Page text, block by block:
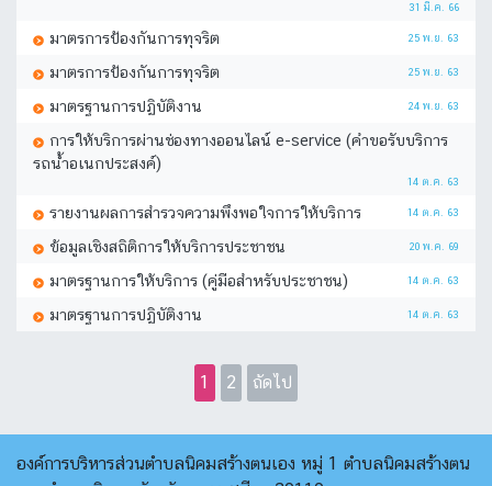
31 มี.ค. 66
มาตรการป้องกันการทุจริต 25 พ.ย. 63
มาตรการป้องกันการทุจริต 25 พ.ย. 63
มาตรฐานการปฏิบัติงาน 24 พ.ย. 63
การให้บริการผ่านช่องทางออนไลน์ e-service (คำขอรับบริการ
รถน้ำอเนกประสงค์)
14 ต.ค. 63
รายงานผลการสำรวจความพึงพอใจการให้บริการ 14 ต.ค. 63
ข้อมูลเชิงสถิติการให้บริการประชาชน 20 พ.ค. 69
มาตรฐานการให้บริการ (คู่มือสำหรับประชาชน) 14 ต.ค. 63
มาตรฐานการปฏิบัติงาน 14 ต.ค. 63
1 2 ถัดไป
องค์การบริหารส่วนตำบลนิคมสร้างตนเอง หมู่ 1 ตำบลนิคมสร้างตน